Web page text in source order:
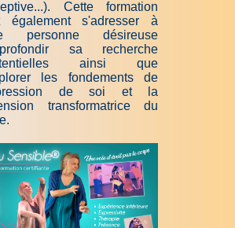
Cette formation
également s'adresser à
personne désireuse
sa recherche
ainsi que
les fondements de
de soi et la
transformatrice du